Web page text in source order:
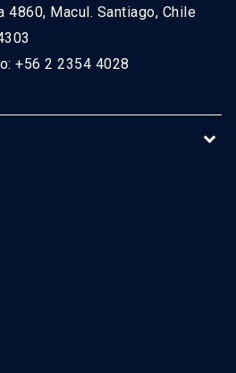
4860, Macul. Santiago, Chile
+56 2 2354 4028